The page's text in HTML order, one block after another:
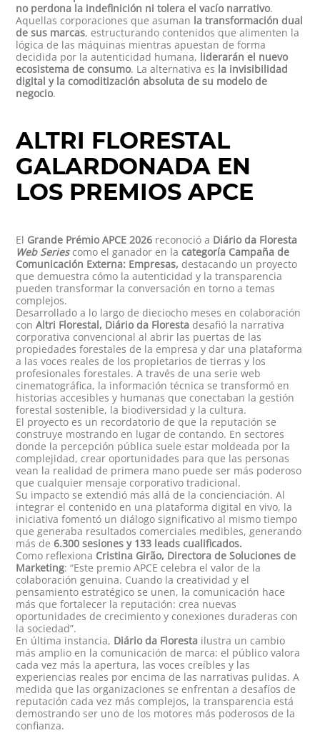
no perdona la indefinición ni tolera el vacío narrativo.
Aquellas corporaciones que asuman la transformación dual
de sus marcas, estructurando contenidos que alimenten la
lógica de las máquinas mientras apuestan de forma
decidida por la autenticidad humana, liderarán el nuevo
ecosistema de consumo. La alternativa es la invisibilidad
digital y la comoditización absoluta de su modelo de
negocio.
ALTRI FLORESTAL
GALARDONADA EN
LOS PREMIOS APCE
El Grande Prémio APCE 2026 reconoció a Diário da Floresta
Web Seriescomo el ganador en lacategoría Campaña de
Comunicación Externa: Empresas, destacando un proyecto
que demuestra cómo la autenticidad y la transparencia
pueden transformar la conversación en torno a temas
complejos.
Desarrollado a lo largo de dieciocho meses en colaboración
conAltri Florestal, Diário da Floresta desafió la narrativa
corporativa convencional al abrir las puertas de las
propiedades forestales de la empresa y dar una plataforma
a las voces reales de los propietarios de tierras y los
profesionales forestales. A través de una serie web
cinematográfica, la información técnica se transformó en
historias accesibles y humanas que conectaban la gestión
forestal sostenible, la biodiversidad y la cultura.
El proyecto es un recordatorio de que la reputación se
construye mostrando en lugar de contando. En sectores
donde la percepción pública suele estar moldeada por la
complejidad, crear oportunidades para que las personas
vean la realidad de primera mano puede ser más poderoso
que cualquier mensaje corporativo tradicional.
Su impacto se extendió más allá de la concienciación. Al
integrar el contenido en una plataforma digital en vivo, la
iniciativa fomentó un diálogo significativo al mismo tiempo
que generaba resultados comerciales medibles, generando
más de6.300 sesiones y 133 leads cualificados.
Como reflexiona Cristina Girão, Directora de Soluciones de
Marketing: “Este premio APCE celebra el valor de la
colaboración genuina. Cuando la creatividad y el
pensamiento estratégico se unen, la comunicación hace
más que fortalecer la reputación: crea nuevas
oportunidades de crecimiento y conexiones duraderas con
la sociedad”.
En última instancia, Diário da Floresta ilustra un cambio
más amplio en la comunicación de marca: el público valora
cada vez más la apertura, las voces creíbles y las
experiencias reales por encima de las narrativas pulidas. A
medida que las organizaciones se enfrentan a desafíos de
reputación cada vez más complejos, la transparencia está
demostrando ser uno de los motores más poderosos de la
confianza.